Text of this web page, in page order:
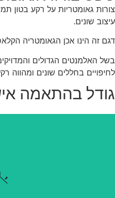
גאומטריות על רקע בטון
שונים.
זה הינו אכן הגאומטריה
האלמנטים הגדולים
בחללים שונים ומהווה
בהתאמה
נשלף